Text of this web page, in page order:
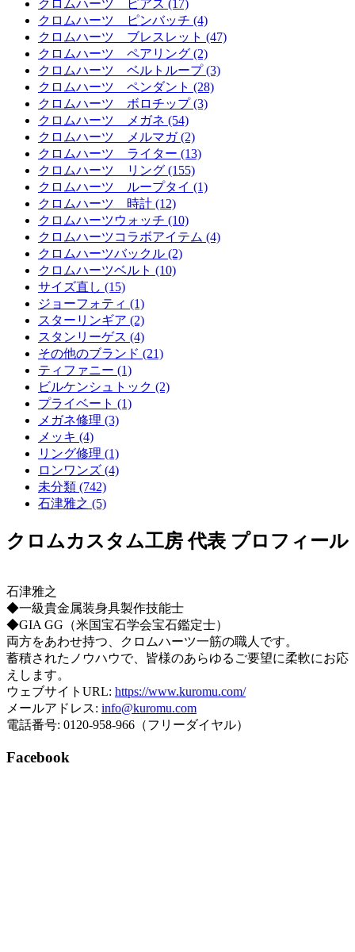
クロムハーツ ピアス (17)
クロムハーツ ピンバッチ (4)
クロムハーツ ブレスレット (47)
クロムハーツ ペアリング (2)
クロムハーツ ベルトループ (3)
クロムハーツ ペンダント (28)
クロムハーツ ボロチップ (3)
クロムハーツ メガネ (54)
クロムハーツ メルマガ (2)
クロムハーツ ライター (13)
クロムハーツ リング (155)
クロムハーツ ループタイ (1)
クロムハーツ 時計 (12)
クロムハーツウォッチ (10)
クロムハーツコラボアイテム (4)
クロムハーツバックル (2)
クロムハーツベルト (10)
サイズ直し (15)
ジョーフォティ (1)
スターリンギア (2)
スタンリーゲス (4)
その他のブランド (21)
ティファニー (1)
ビルケンシュトック (2)
プライベート (1)
メガネ修理 (3)
メッキ (4)
リング修理 (1)
ロンワンズ (4)
未分類 (742)
石津雅之 (5)
クロムカスタム工房 代表 プロフィール
石津雅之
◆一級貴金属装身具製作技能士
◆GIA GG（米国宝石学会宝石鑑定士）
両方をあわせ持つ、クロムハーツ一筋の職人です。
蓄積されたノウハウで、皆様のあらゆるご要望に柔軟にお応
えします。
ウェブサイトURL: https://www.kuromu.com/
メールアドレス: info@kuromu.com
電話番号: 0120-958-966（フリーダイヤル）
Facebook